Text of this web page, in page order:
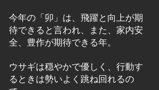
今年の「卯」は、飛躍と向上が期
待できると言われ、また、家内安
全、豊作が期待できる年。
ウサギは穏やかで優しく、行動す
るときは勢いよく跳ね回れるの